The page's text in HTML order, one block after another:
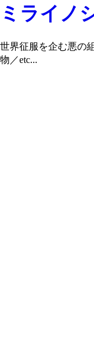
ミライノ
世界征服を企む悪の
物／etc...